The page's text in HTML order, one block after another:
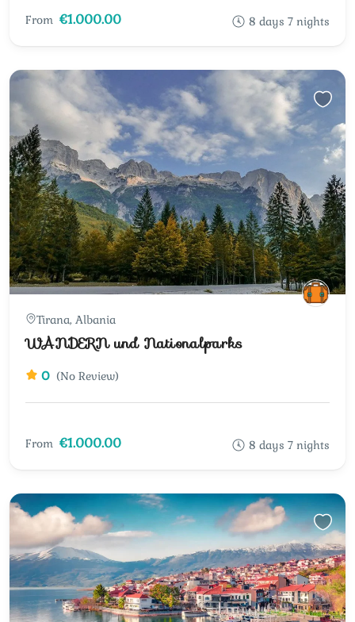
From €1.000.00 8 days 7 nights
Tirana, Albania
WANDERN und Nationalparks
0 (No Review)
From €1.000.00 8 days 7 nights